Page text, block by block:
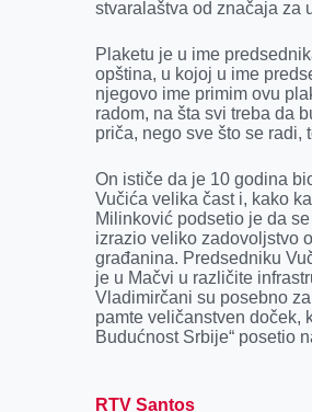
stvaralaštva od značaja za
Plaketu je u ime
opština, u kojoj u ime
njegovo ime primim ovu
radom, na šta svi treba da
priča, nego sve što se radi,
On ističe da je 10 godina
Vučića velika čast i, kako
Milinković podsetio je da
izrazio veliko zadovoljstvo
građanina. Predsedniku
je u Mačvi u različite
Vladimirčani su posebno
pamte veličanstven doček,
Budućnost Srbije“ posetio
RTV Santos